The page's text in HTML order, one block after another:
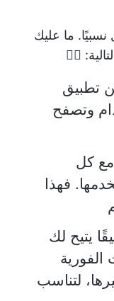
ما عليك
👇🏻
تطبيق
وتصفح
مع كل
فهذا
يتيح لك
الفورية
لتناسب